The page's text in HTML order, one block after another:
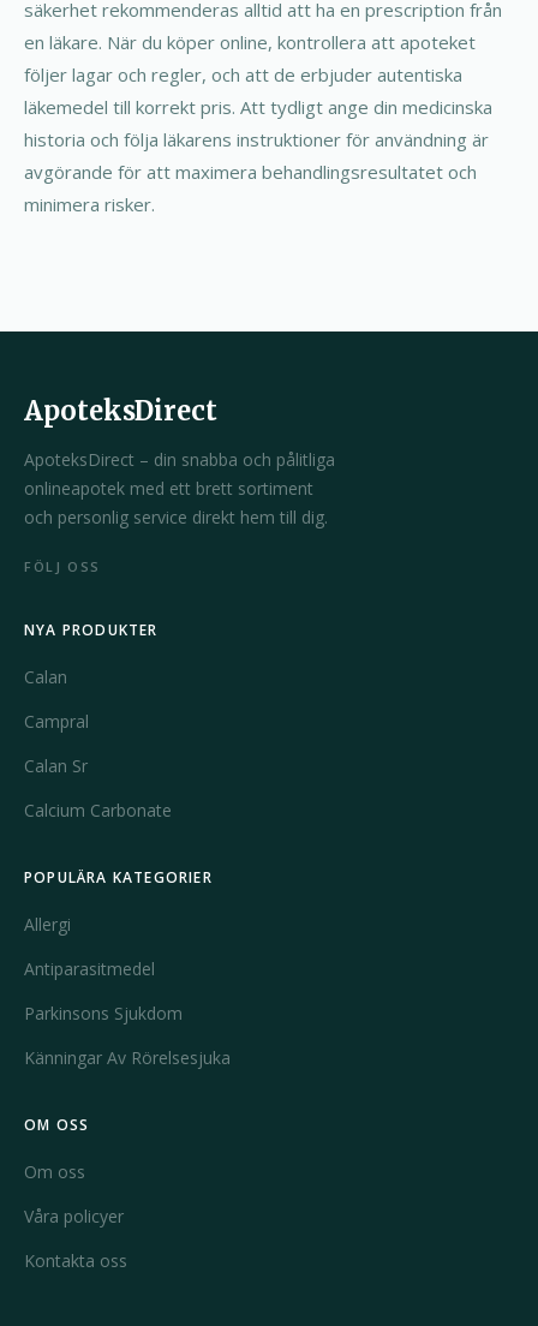
säkerhet rekommenderas alltid att ha en prescription från
en läkare. När du köper online, kontrollera att apoteket
följer lagar och regler, och att de erbjuder autentiska
läkemedel till korrekt pris. Att tydligt ange din medicinska
historia och följa läkarens instruktioner för användning är
avgörande för att maximera behandlingsresultatet och
minimera risker.
ApoteksDirect
ApoteksDirect – din snabba och pålitliga
onlineapotek med ett brett sortiment
och personlig service direkt hem till dig.
FÖLJ OSS
NYA PRODUKTER
Calan
Campral
Calan Sr
Calcium Carbonate
POPULÄRA KATEGORIER
Allergi
Antiparasitmedel
Parkinsons Sjukdom
Känningar Av Rörelsesjuka
OM OSS
Om oss
Våra policyer
Kontakta oss